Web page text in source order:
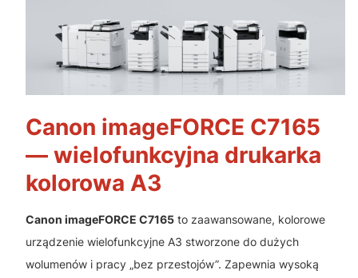
Canon imageFORCE C7165
— wielofunkcyjna drukarka
kolorowa A3
Canon imageFORCE C7165 to zaawansowane, kolorowe
urządzenie wielofunkcyjne A3 stworzone do dużych
wolumenów i pracy „bez przestojów”. Zapewnia wysoką